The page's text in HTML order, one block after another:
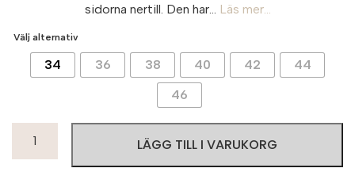
sidorna nertill. Den har...
Läs mer...
Välj alternativ
34 36 38 40 42
44
46
Blus
LÄGG TILL I VARUKORG